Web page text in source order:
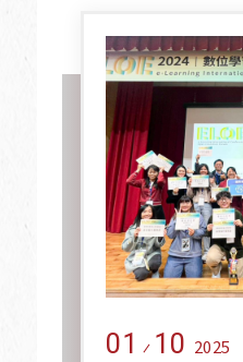
01 10 2025